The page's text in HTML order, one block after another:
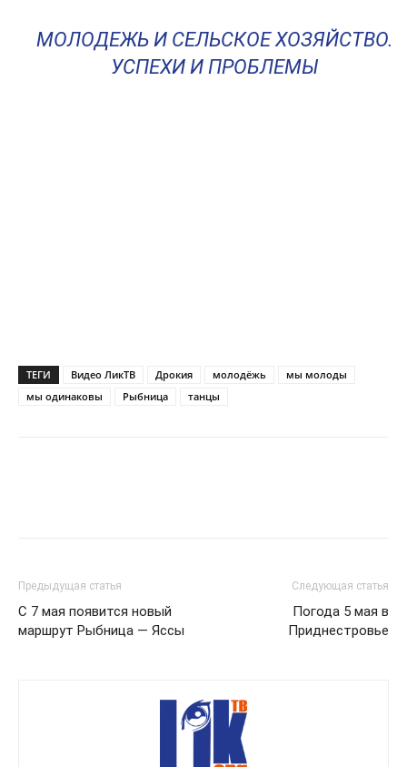
МОЛОДЕЖЬ И СЕЛЬСКОЕ ХОЗЯЙСТВО.
УСПЕХИ И ПРОБЛЕМЫ
ТЕГИ Видео ЛикТВ Дрокия молодёжь
мы молоды
мы одинаковы
Рыбница танцы
Предыдущая статья
С 7 мая появится новый
маршрут Рыбница — Яссы
Следующая статья
Погода 5 мая в
Приднестровье